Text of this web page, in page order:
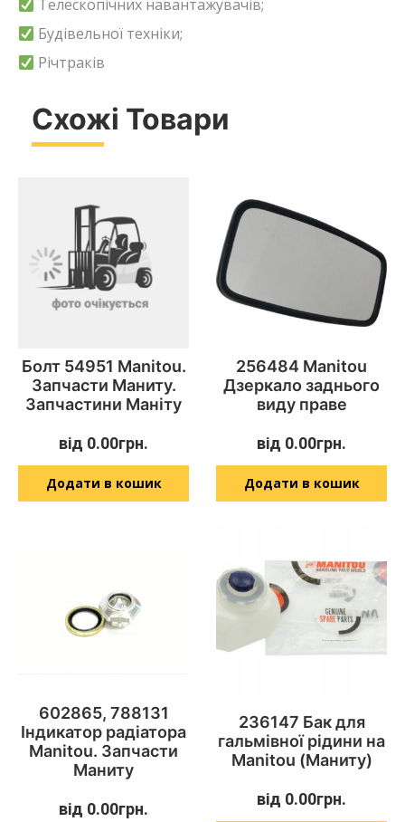
Телескопічних навантажувачів;
Будівельної техніки;
Річтраків
Схожі Товари
Болт 54951 Manitou.
Запчасти Маниту.
Запчастини Маніту
від 0.00грн.
Додати в кошик
256484 Manitou
Дзеркало заднього
виду праве
від 0.00грн.
Додати в кошик
602865, 788131
Індикатор радіатора
Manitou. Запчасти
Маниту
від 0.00грн.
236147 Бак для
гальмівної рідини на
Manitou (Маниту)
від 0.00грн.